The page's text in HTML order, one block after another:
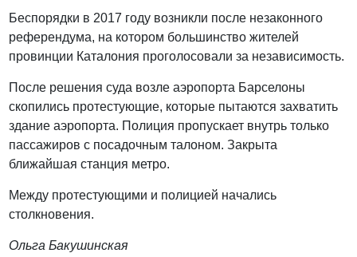
Беспорядки в 2017 году возникли после незаконного
референдума, на котором большинство жителей
провинции Каталония проголосовали за независимость.
После решения суда возле аэропорта Барселоны
скопились протестующие, которые пытаются захватить
здание аэропорта. Полиция пропускает внутрь только
пассажиров с посадочным талоном. Закрыта
ближайшая станция метро.
Между протестующими и полицией начались
столкновения.
Ольга Бакушинская